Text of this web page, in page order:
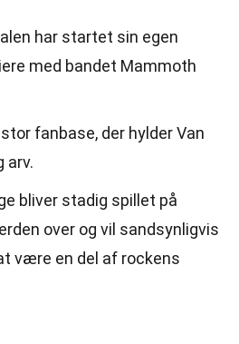
har startet sin egen
med bandet Mammoth
fanbase, der hylder Van
arv.
bliver stadig spillet på
over og vil sandsynligvis
være en del af rockens